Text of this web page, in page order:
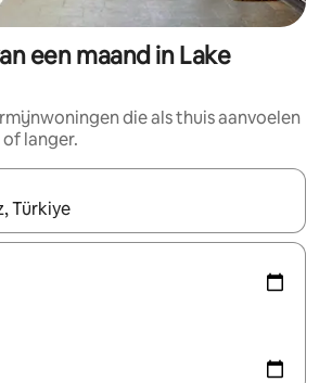
een maand in Lake
die als thuis aanvoelen
langer.
beschikbaar zijn, maak je een keuze